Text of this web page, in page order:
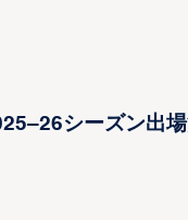
シーズン出